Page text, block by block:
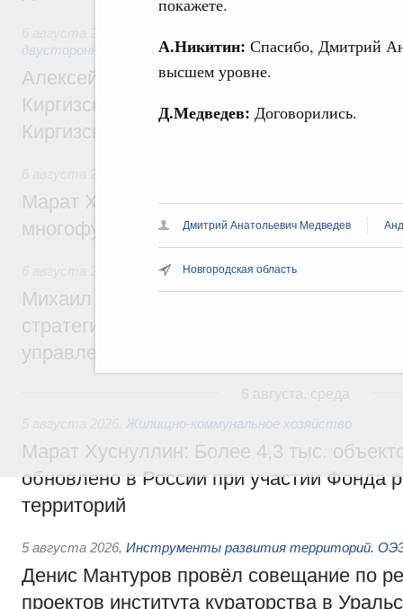
покажете.
А.Никитин: Спасибо, Дмитрий
высшем уровне.
Д.Медведев: Договорились.
Дмитрий Анатольевич Медведев
Новгородская область
двусторонней основе
Алексей Оверчук принял участие в
Киргизского экономического форума и
Киргизской межрегиональной
Марат Хуснуллин: На двух скоростных
многофункциональные зоны дорожного
Технологическое развитие. Инновации
Михаил Мишустин дал поручения по
стратегической сессии о
управления научно-технологическим
Жилищно-коммунальное хозяйство
Марат Хуснуллин: Более 4,3 тыс.
обновлено в России при участии Фонда
территорий
5 августа 2026, Инструменты развития территорий.
Денис Мантуров провёл совещание по
проектов института кураторства в